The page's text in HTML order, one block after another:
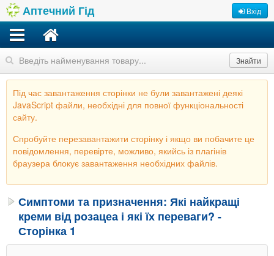
Аптечний Гід Вхід
Знайти
Під час завантаження сторінки не були завантажені деякі
JavaScript файли, необхідні для повної функціональності
сайту.
Спробуйте перезавантажити сторінку і якщо ви побачите це
повідомлення, перевірте, можливо, якийсь із плагінів
браузера блокує завантаження необхідних файлів.
Симптоми та призначення: Які найкращі
креми від розацеа і які їх переваги? -
Сторінка 1